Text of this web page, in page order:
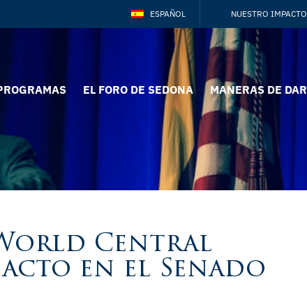
ESPAÑOL NUESTRO IMPACTO
EL FORO DE SEDONA MANERAS DE DAR
Central
en el Senado